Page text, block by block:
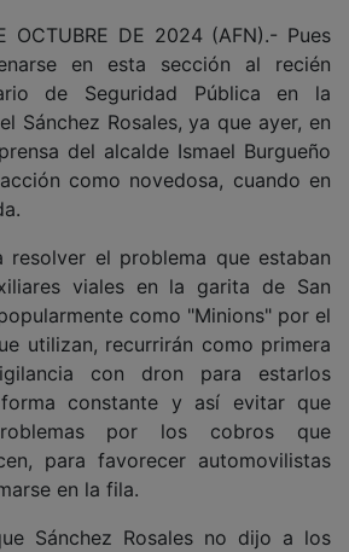
OCTUBRE DE 2024 (AFN).- Pues
en esta sección al recién
de Seguridad Pública en la
Sánchez Rosales, ya que ayer, en
del alcalde Ismael Burgueño
como novedosa, cuando en
resolver el problema que estaban
viales en la garita de San
como "Minions" por el
utilizan, recurrirán como primera
con dron para estarlos
constante y así evitar que
por los cobros que
para favorecer automovilistas
en la fila.
Sánchez Rosales no dijo a los